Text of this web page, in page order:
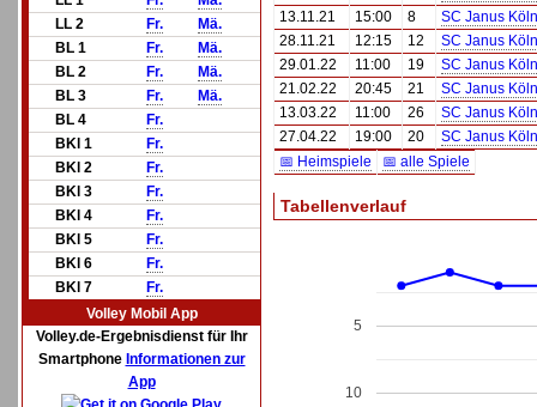
LL 2
Fr.
Mä.
BL 1
Fr.
Mä.
BL 2
Fr.
Mä.
BL 3
Fr.
Mä.
BL 4
Fr.
BKl 1
Fr.
BKl 2
Fr.
BKl 3
Fr.
BKl 4
Fr.
BKl 5
Fr.
BKl 6
Fr.
BKl 7
Fr.
Volley Mobil App
Volley.de-Ergebnisdienst für Ihr
Smartphone Informationen zur
App
13.11.21
15:00 8
SC Janus Köln
28.11.21
12:15 12
SC Janus Köln
29.01.22
11:00 19
SC Janus
21.02.22
20:45 21
SC Janus Köln
13.03.22
11:00 26
SC Janus Köln
27.04.22
19:00 20
SC Janus
📅 Heimspiele
📅 alle Spiele
Tabellenverlauf
5
10